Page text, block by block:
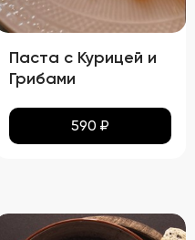
Паста с Курицей и
Грибами
590 ₽